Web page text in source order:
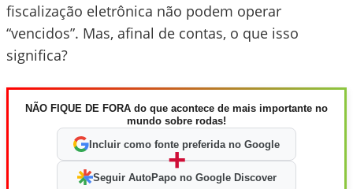
fiscalização eletrônica não podem operar
“vencidos”. Mas, afinal de contas, o que isso
significa?
NÃO FIQUE DE FORA do que acontece de mais importante no
mundo sobre rodas!
Incluir como fonte preferida no Google
+
Seguir AutoPapo no Google Discover